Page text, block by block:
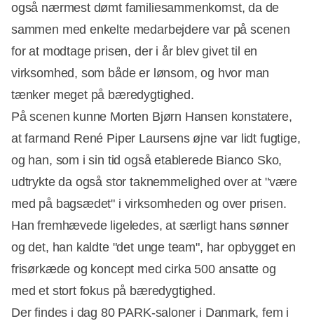
også nærmest dømt familiesammenkomst, da de
sammen med enkelte medarbejdere var på scenen
for at modtage prisen, der i år blev givet til en
virksomhed, som både er lønsom, og hvor man
tænker meget på bæredygtighed.
På scenen kunne Morten Bjørn Hansen konstatere,
at farmand René Piper Laursens øjne var lidt fugtige,
og han, som i sin tid også etablerede Bianco Sko,
udtrykte da også stor taknemmelighed over at "være
med på bagsædet" i virksomheden og over prisen.
Han fremhævede ligeledes, at særligt hans sønner
og det, han kaldte "det unge team", har opbygget en
frisørkæde og koncept med cirka 500 ansatte og
med et stort fokus på bæredygtighed.
Der findes i dag 80 PARK-saloner i Danmark, fem i